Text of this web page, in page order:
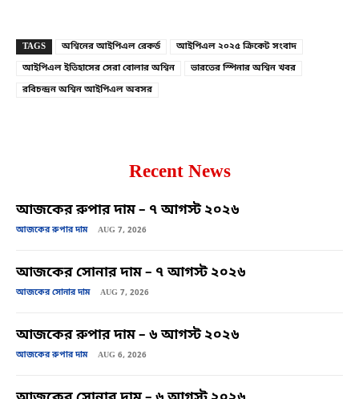
TAGS অশ্বিনের আইপিএল রেকর্ড
আইপিএল ২০২৫ ক্রিকেট সংবাদ
আইপিএল ইতিহাসের সেরা বোলার অশ্বিন
ভারতের স্পিনার অশ্বিন খবর
রবিচন্দ্রন অশ্বিন আইপিএল অবসর
Recent News
আজকের রুপার দাম – ৭ আগস্ট ২০২৬
আজকের রুপার দাম AUG 7, 2026
আজকের সোনার দাম – ৭ আগস্ট ২০২৬
আজকের সোনার দাম AUG 7, 2026
আজকের রুপার দাম – ৬ আগস্ট ২০২৬
আজকের রুপার দাম AUG 6, 2026